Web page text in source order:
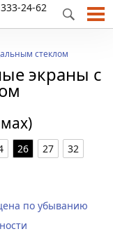
24-62
стеклом
экраны с
26 27
32
по убыванию